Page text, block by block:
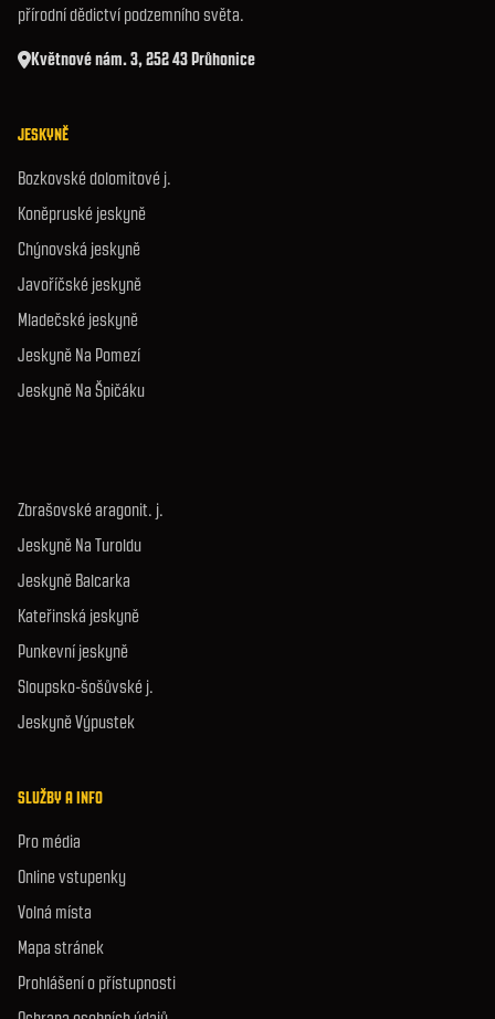
přírodní dědictví podzemního světa.
Květnové nám. 3, 252 43 Průhonice
JESKYNĚ
Bozkovské dolomitové j.
Koněpruské jeskyně
Chýnovská jeskyně
Javoříčské jeskyně
Mladečské jeskyně
Jeskyně Na Pomezí
Jeskyně Na Špičáku
Zbrašovské aragonit. j.
Jeskyně Na Turoldu
Jeskyně Balcarka
Kateřinská jeskyně
Punkevní jeskyně
Sloupsko-šošůvské j.
Jeskyně Výpustek
SLUŽBY A INFO
Pro média
Online vstupenky
Volná místa
Mapa stránek
Prohlášení o přístupnosti